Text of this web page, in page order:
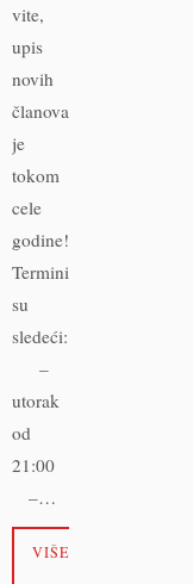
vite,
upis
novih
članova
je
tokom
cele
godine!
Termini
su
sledeći:
–
utorak
od
21:00
–…
VIŠE